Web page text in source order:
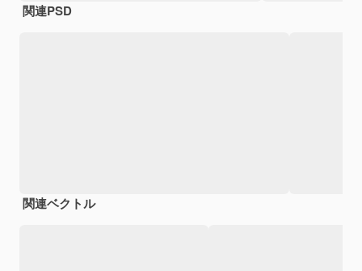
関連PSD
関連ベクトル